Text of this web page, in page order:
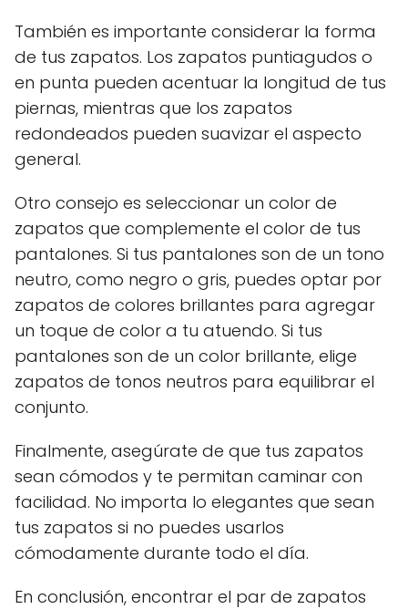
También es importante considerar la forma
de tus zapatos. Los zapatos puntiagudos o
en punta pueden acentuar la longitud de tus
piernas, mientras que los zapatos
redondeados pueden suavizar el aspecto
general.
Otro consejo es seleccionar un color de
zapatos que complemente el color de tus
pantalones. Si tus pantalones son de un tono
neutro, como negro o gris, puedes optar por
zapatos de colores brillantes para agregar
un toque de color a tu atuendo. Si tus
pantalones son de un color brillante, elige
zapatos de tonos neutros para equilibrar el
conjunto.
Finalmente, asegúrate de que tus zapatos
sean cómodos y te permitan caminar con
facilidad. No importa lo elegantes que sean
tus zapatos si no puedes usarlos
cómodamente durante todo el día.
En conclusión, encontrar el par de zapatos